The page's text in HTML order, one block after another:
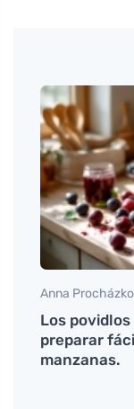
Anna
Los
preparar
manzanas.